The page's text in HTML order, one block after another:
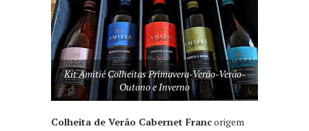
Kit Amitié Colheitas Primavera-Verão-Verão-
Outono e Inverno
Colheita de Verão Cabernet Francorigem